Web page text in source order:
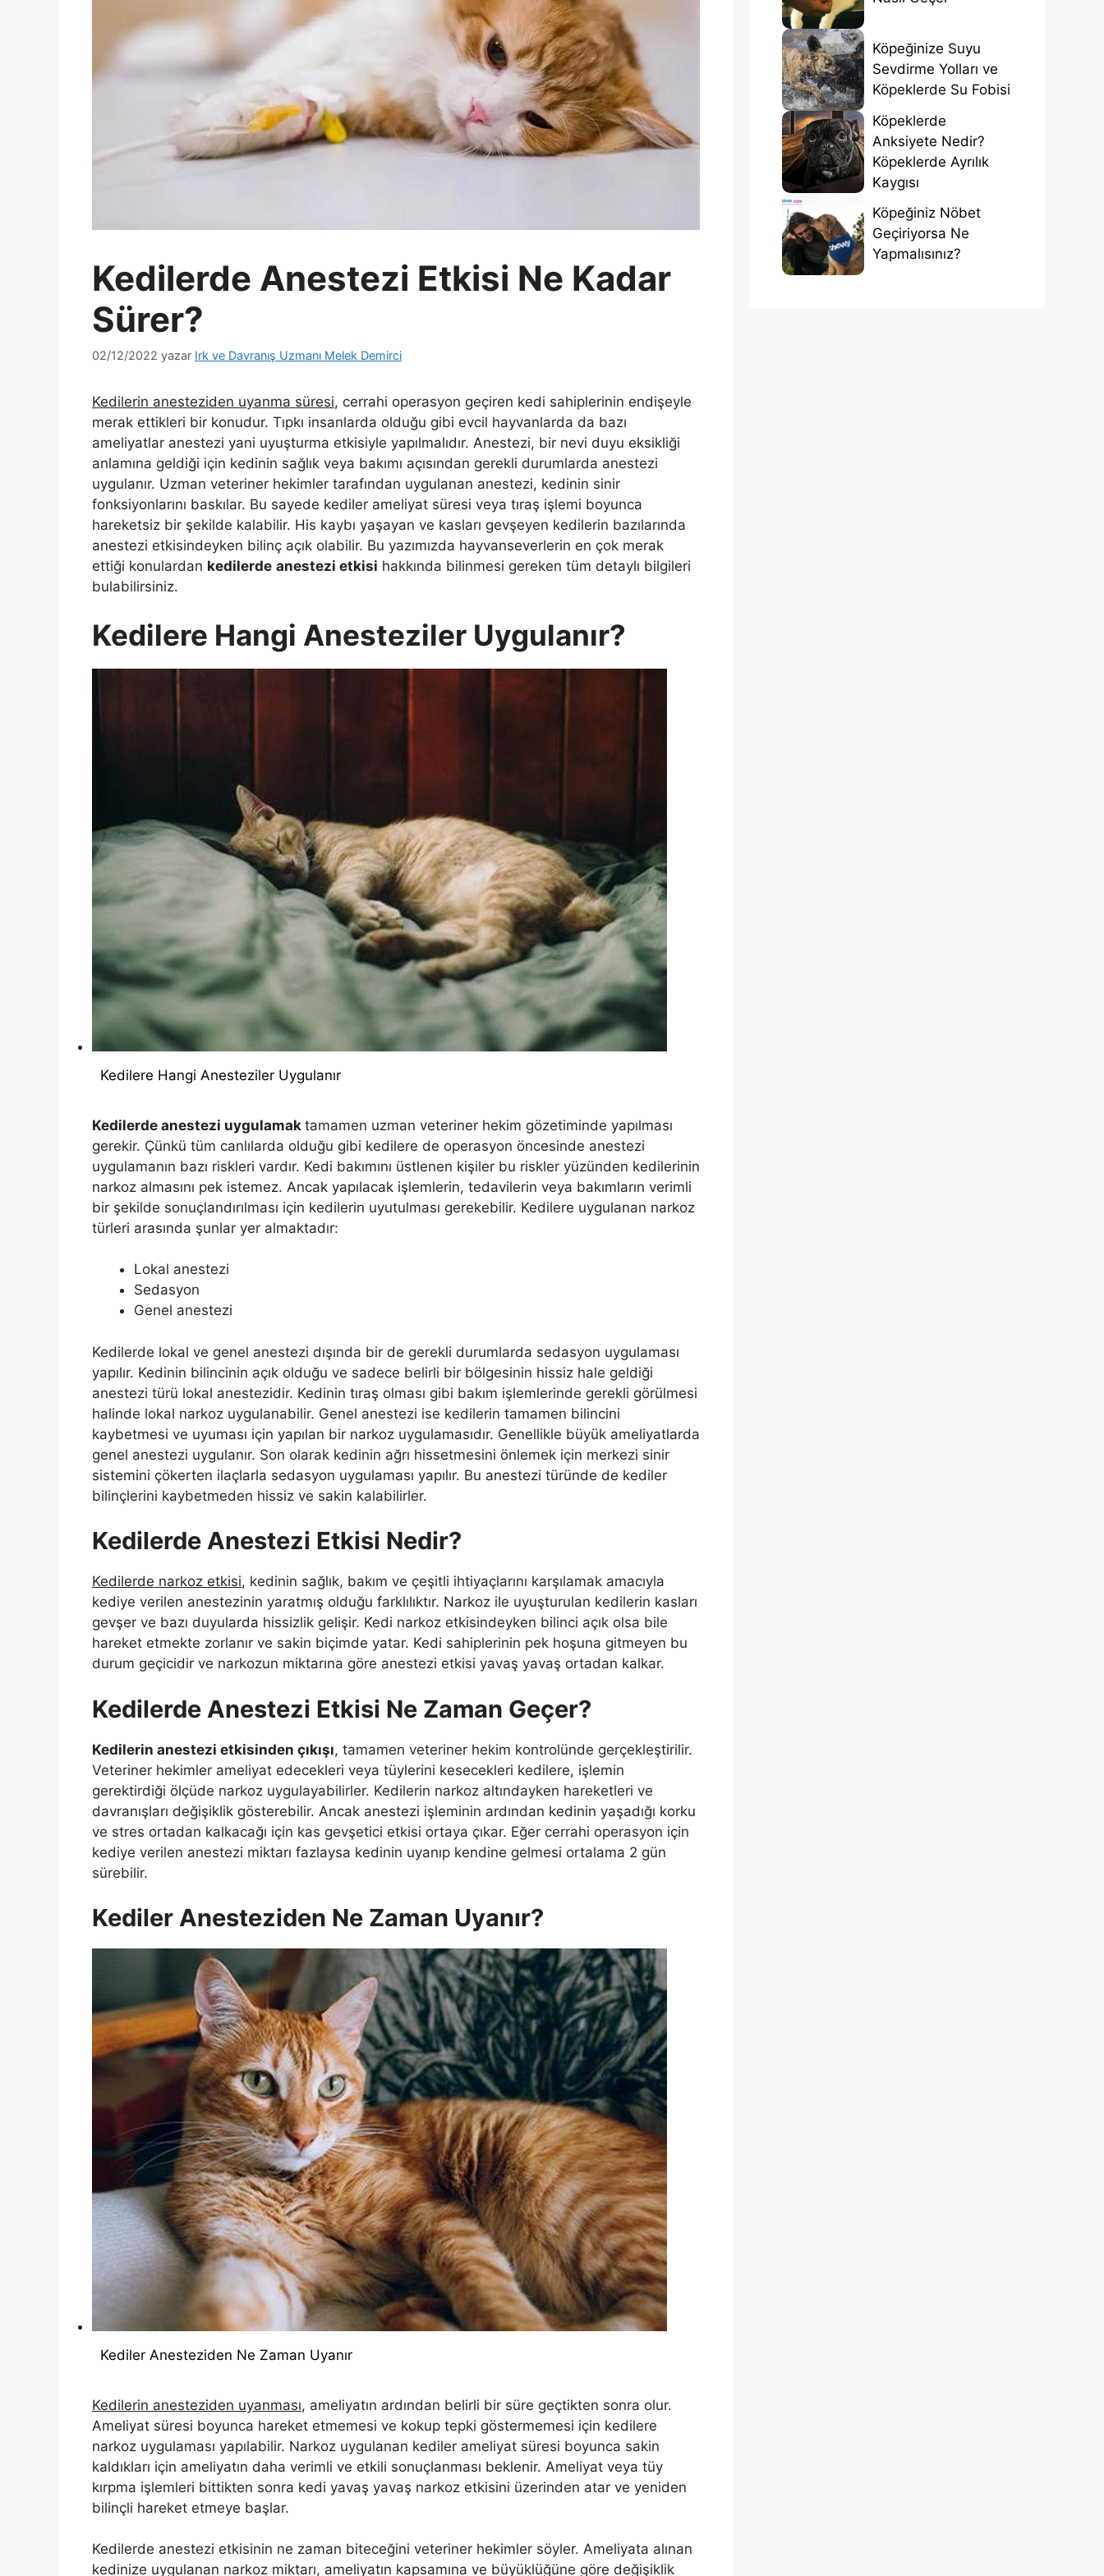
Kedilerde Anestezi Etkisi Ne Kadar
Sürer?
02/12/2022 yazar Irk ve Davranış Uzmanı Melek Demirci
Kedilerin anesteziden uyanma süresi, cerrahi operasyon geçiren kedi sahiplerinin endişeyle
merak ettikleri bir konudur. Tıpkı insanlarda olduğu gibi evcil hayvanlarda da bazı
ameliyatlar anestezi yani uyuşturma etkisiyle yapılmalıdır. Anestezi, bir nevi duyu eksikliği
anlamına geldiği için kedinin sağlık veya bakımı açısından gerekli durumlarda anestezi
uygulanır. Uzman veteriner hekimler tarafından uygulanan anestezi, kedinin sinir
fonksiyonlarını baskılar. Bu sayede kediler ameliyat süresi veya tıraş işlemi boyunca
hareketsiz bir şekilde kalabilir. His kaybı yaşayan ve kasları gevşeyen kedilerin bazılarında
anestezi etkisindeyken bilinç açık olabilir. Bu yazımızda hayvanseverlerin en çok merak
ettiği konulardan kedilerde anestezi etkisi hakkında bilinmesi gereken tüm detaylı bilgileri
bulabilirsiniz.
Kedilere Hangi Anesteziler Uygulanır?
Kedilere Hangi Anesteziler Uygulanır
Kedilerde anestezi uygulamak tamamen uzman veteriner hekim gözetiminde yapılması
gerekir. Çünkü tüm canlılarda olduğu gibi kedilere de operasyon öncesinde anestezi
uygulamanın bazı riskleri vardır. Kedi bakımını üstlenen kişiler bu riskler yüzünden kedilerinin
narkoz almasını pek istemez. Ancak yapılacak işlemlerin, tedavilerin veya bakımların verimli
bir şekilde sonuçlandırılması için kedilerin uyutulması gerekebilir. Kedilere uygulanan narkoz
türleri arasında şunlar yer almaktadır:
Lokal anestezi
Sedasyon
Genel anestezi
Kedilerde lokal ve genel anestezi dışında bir de gerekli durumlarda sedasyon uygulaması
yapılır. Kedinin bilincinin açık olduğu ve sadece belirli bir bölgesinin hissiz hale geldiği
anestezi türü lokal anestezidir. Kedinin tıraş olması gibi bakım işlemlerinde gerekli görülmesi
halinde lokal narkoz uygulanabilir. Genel anestezi ise kedilerin tamamen bilincini
kaybetmesi ve uyuması için yapılan bir narkoz uygulamasıdır. Genellikle büyük ameliyatlarda
genel anestezi uygulanır. Son olarak kedinin ağrı hissetmesini önlemek için merkezi sinir
sistemini çökerten ilaçlarla sedasyon uygulaması yapılır. Bu anestezi türünde de kediler
bilinçlerini kaybetmeden hissiz ve sakin kalabilirler.
Kedilerde Anestezi Etkisi Nedir?
Kedilerde narkoz etkisi, kedinin sağlık, bakım ve çeşitli ihtiyaçlarını karşılamak amacıyla
kediye verilen anestezinin yaratmış olduğu farklılıktır. Narkoz ile uyuşturulan kedilerin kasları
gevşer ve bazı duyularda hissizlik gelişir. Kedi narkoz etkisindeyken bilinci açık olsa bile
hareket etmekte zorlanır ve sakin biçimde yatar. Kedi sahiplerinin pek hoşuna gitmeyen bu
durum geçicidir ve narkozun miktarına göre anestezi etkisi yavaş yavaş ortadan kalkar.
Kedilerde Anestezi Etkisi Ne Zaman Geçer?
Kedilerin anestezi etkisinden çıkışı, tamamen veteriner hekim kontrolünde gerçekleştirilir.
Veteriner hekimler ameliyat edecekleri veya tüylerini kesecekleri kedilere, işlemin
gerektirdiği ölçüde narkoz uygulayabilirler. Kedilerin narkoz altındayken hareketleri ve
davranışları değişiklik gösterebilir. Ancak anestezi işleminin ardından kedinin yaşadığı korku
ve stres ortadan kalkacağı için kas gevşetici etkisi ortaya çıkar. Eğer cerrahi operasyon için
kediye verilen anestezi miktarı fazlaysa kedinin uyanıp kendine gelmesi ortalama 2 gün
sürebilir.
Kediler Anesteziden Ne Zaman Uyanır?
Kediler Anesteziden Ne Zaman Uyanır
Kedilerin anesteziden uyanması, ameliyatın ardından belirli bir süre geçtikten sonra olur.
Ameliyat süresi boyunca hareket etmemesi ve kokup tepki göstermemesi için kedilere
narkoz uygulaması yapılabilir. Narkoz uygulanan kediler ameliyat süresi boyunca sakin
kaldıkları için ameliyatın daha verimli ve etkili sonuçlanması beklenir. Ameliyat veya tüy
kırpma işlemleri bittikten sonra kedi yavaş yavaş narkoz etkisini üzerinden atar ve yeniden
bilinçli hareket etmeye başlar.
Kedilerde anestezi etkisinin ne zaman biteceğini veteriner hekimler söyler. Ameliyata alınan
kedinize uygulanan narkoz miktarı, ameliyatın kapsamına ve büyüklüğüne göre değişiklik
Köpeğinize Suyu
Sevdirme Yolları ve
Köpeklerde Su Fobisi
Köpeklerde
Anksiyete Nedir?
Köpeklerde Ayrılık
Kaygısı
Köpeğiniz Nöbet
Geçiriyorsa Ne
Yapmalısınız?